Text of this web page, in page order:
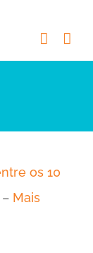
os 10
– Mais